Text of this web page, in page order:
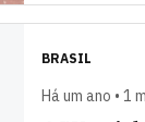
BRASIL
Há um ano • 1